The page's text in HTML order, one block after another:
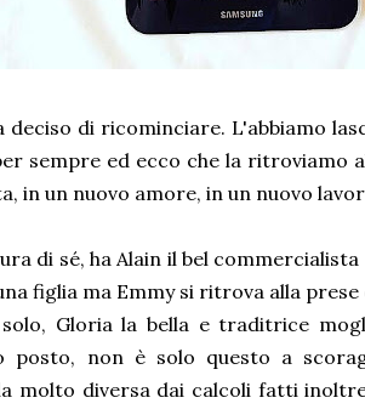
deciso di ricominciare. L'abbiamo
sempre ed ecco che la ritroviamo
in un nuovo amore, in un nuovo
di sé, ha Alain il bel
figlia ma Emmy si ritrova alla
Gloria la bella e traditrice
posto, non è solo questo a
molto diversa dai calcoli fatti